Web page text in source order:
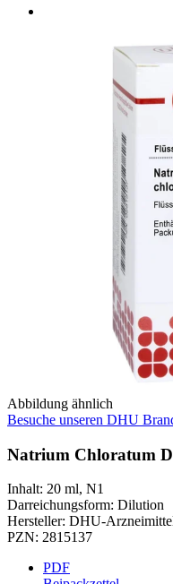
Abbildung ähnlich
Besuche unseren DHU
Natrium Chloratum
Inhalt: 20 ml, N1
Darreichungsform: Dilution
Hersteller: DHU-
PZN: 2815137
PDF